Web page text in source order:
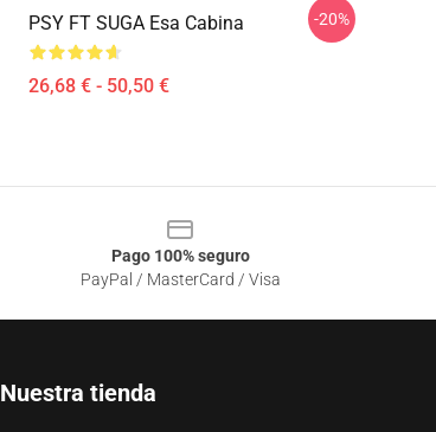
PSY FT SUGA Esa Cabina
26,68 € - 50,50 €
-20%
Pago 100% seguro
PayPal / MasterCard / Visa
Nuestra tienda